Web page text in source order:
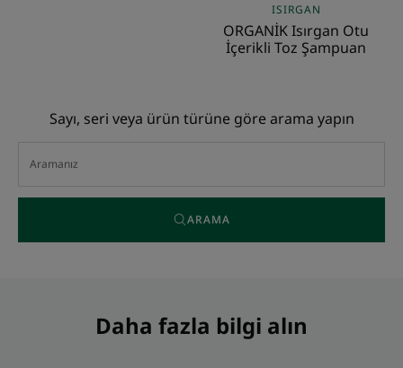
ISIRGAN
ORGANİK Isırgan Otu
İçerikli Toz Şampuan
Sayı, seri veya ürün türüne göre arama yapın
ARAMA
Daha fazla bilgi alın